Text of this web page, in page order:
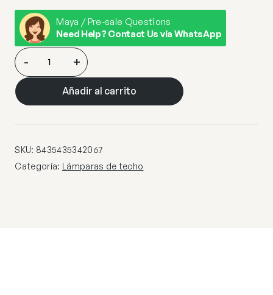
Maya / Pre-sale Questions
Need Help? Contact Us via WhatsApp
CHARLIZE-
LAMPARA
16L-
COLORES
- +
Añadir al carrito
SKU: 8435435342067
Categoría: Lámparas de techo